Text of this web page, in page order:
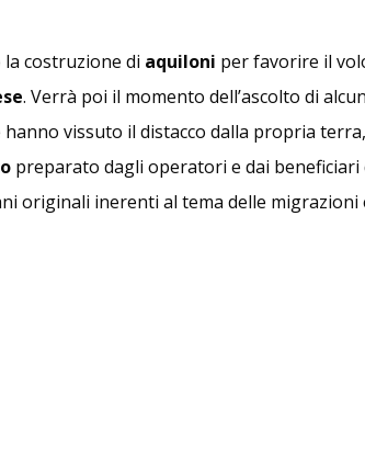
costruzione di aquiloni per favorire il
. Verrà poi il momento dell’ascolto di
vissuto il distacco dalla propria
preparato dagli operatori e dai beneficiari
originali inerenti al tema delle migrazioni